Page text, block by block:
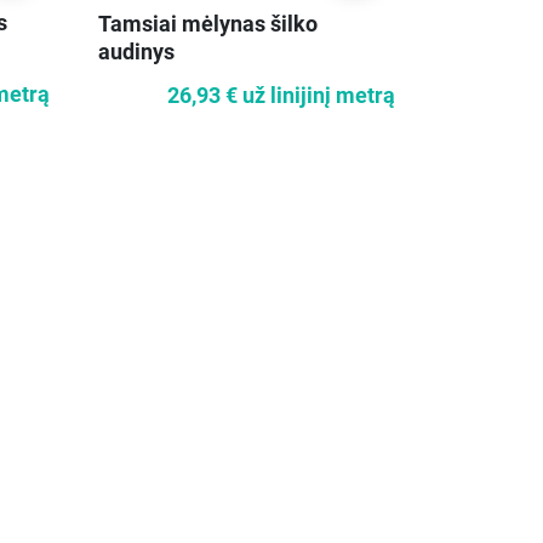
Tamsiai mėlynas šilko
audinys
26,93 € už linijinį metrą